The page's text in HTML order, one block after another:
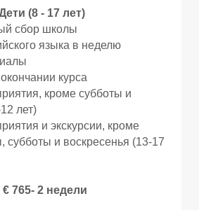
(8 - 17 лет)
сбор школы
языка в неделю
курса
кроме субботы и
лет)
и экскурсии, кроме
субботы и воскресенья (13-17
765- 2 недели